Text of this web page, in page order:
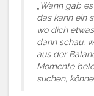
Wann gab
das kann ein
wo dich
dann schau,
aus der
Momente
suchen,